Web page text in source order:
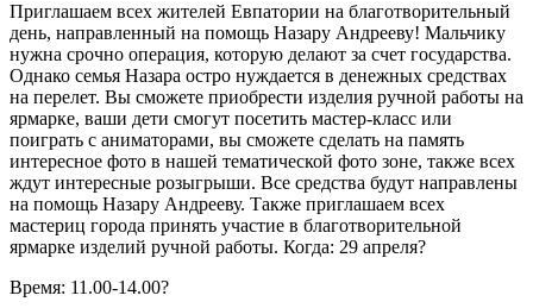
Приглашаем всех жителей Евпатории на благотворительный
день, направленный на помощь Назару Андрееву! Мальчику
нужна срочно операция, которую делают за счет государства.
Однако семья Назара остро нуждается в денежных средствах
на перелет. Вы сможете приобрести изделия ручной работы на
ярмарке, ваши дети смогут посетить мастер-класс или
поиграть с аниматорами, вы сможете сделать на память
интересное фото в нашей тематической фото зоне, также всех
ждут интересные розыгрыши. Все средства будут направлены
на помощь Назару Андрееву. Также приглашаем всех
мастериц города принять участие в благотворительной
ярмарке изделий ручной работы. Когда: 29 апреля?
Время: 11.00-14.00?